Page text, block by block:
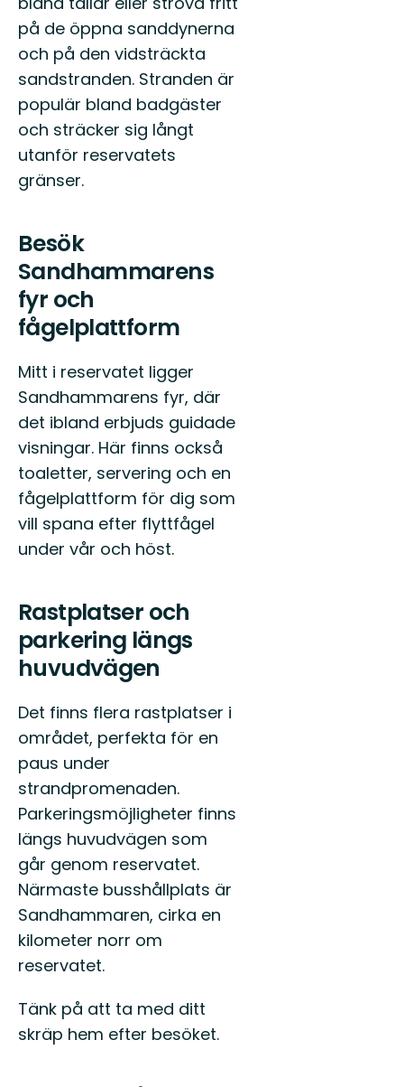
på de öppna sanddynerna
och på den vidsträckta
sandstranden. Stranden är
populär bland badgäster
och sträcker sig långt
utanför reservatets
gränser.
Besök
Sandhammarens
fyr och
fågelplattform
Mitt i reservatet ligger
Sandhammarens fyr, där
det ibland erbjuds guidade
visningar. Här finns också
toaletter, servering och en
fågelplattform för dig som
vill spana efter flyttfågel
under vår och höst.
Rastplatser och
parkering längs
huvudvägen
Det finns flera rastplatser i
området, perfekta för en
paus under
strandpromenaden.
Parkeringsmöjligheter finns
längs huvudvägen som
går genom reservatet.
Närmaste busshållplats är
Sandhammaren, cirka en
kilometer norr om
reservatet.
Tänk på att ta med ditt
skräp hem efter besöket.